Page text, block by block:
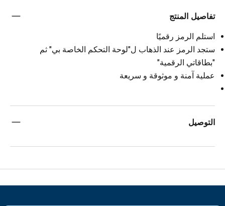
تفاصيل المنتج
استلم الرمز رقميًا
ستجد الرمز عند الذهاب ل"لوحة التحكم الخاصة بي" ثم
"بطاقاتي الرقمية"
عملية آمنة و موثوقة و سريعة
التوصيل